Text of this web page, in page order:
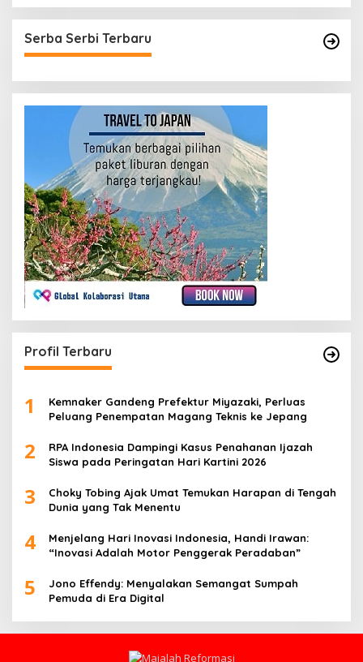
Serba Serbi Terbaru
Profil Terbaru
1
Kemnaker Gandeng Prefektur Miyazaki, Perluas
Peluang Penempatan Magang Teknis ke Jepang
2
RPA Indonesia Dampingi Kasus Penahanan Ijazah
Siswa pada Peringatan Hari Kartini 2026
3
Choky Tobing Ajak Umat Temukan Harapan di Tengah
Dunia yang Tak Menentu
4
Menjelang Hari Inovasi Indonesia, Handi Irawan:
“Inovasi Adalah Motor Penggerak Peradaban”
5
Jono Effendy: Menyalakan Semangat Sumpah
Pemuda di Era Digital